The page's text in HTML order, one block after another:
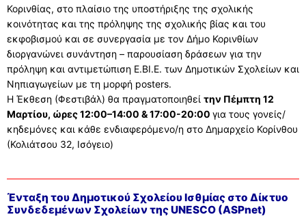
Κορινθίας, στο πλαίσιο της υποστήριξης της σχολικής
κοινότητας και της πρόληψης της σχολικής βίας και του
εκφοβισμού και σε συνεργασία με τον Δήμο Κορινθίων
διοργανώνει συνάντηση – παρουσίαση δράσεων για την
πρόληψη και αντιμετώπιση Ε.ΒΙ.Ε. των Δημοτικών Σχολείων και
Νηπιαγωγείων με τη μορφή posters.
Η Έκθεση (Φεστιβάλ) θα πραγματοποιηθεί την Πέμπτη 12
Μαρτίου, ώρες 12:00–14:00 & 17:00-20:00 για τους γονείς/
κηδεμόνες και κάθε ενδιαφερόμενο/η στο Δημαρχείο Κορίνθου
(Κολιάτσου 32, Ισόγειο)
Ένταξη του Δημοτικού Σχολείου Ισθμίας στο Δίκτυο
Συνδεδεμένων Σχολείων της UNESCO (ASPnet)